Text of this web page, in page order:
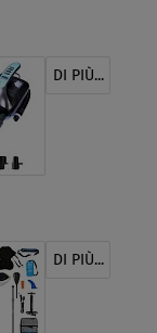
DI PIÙ...
DI PIÙ...